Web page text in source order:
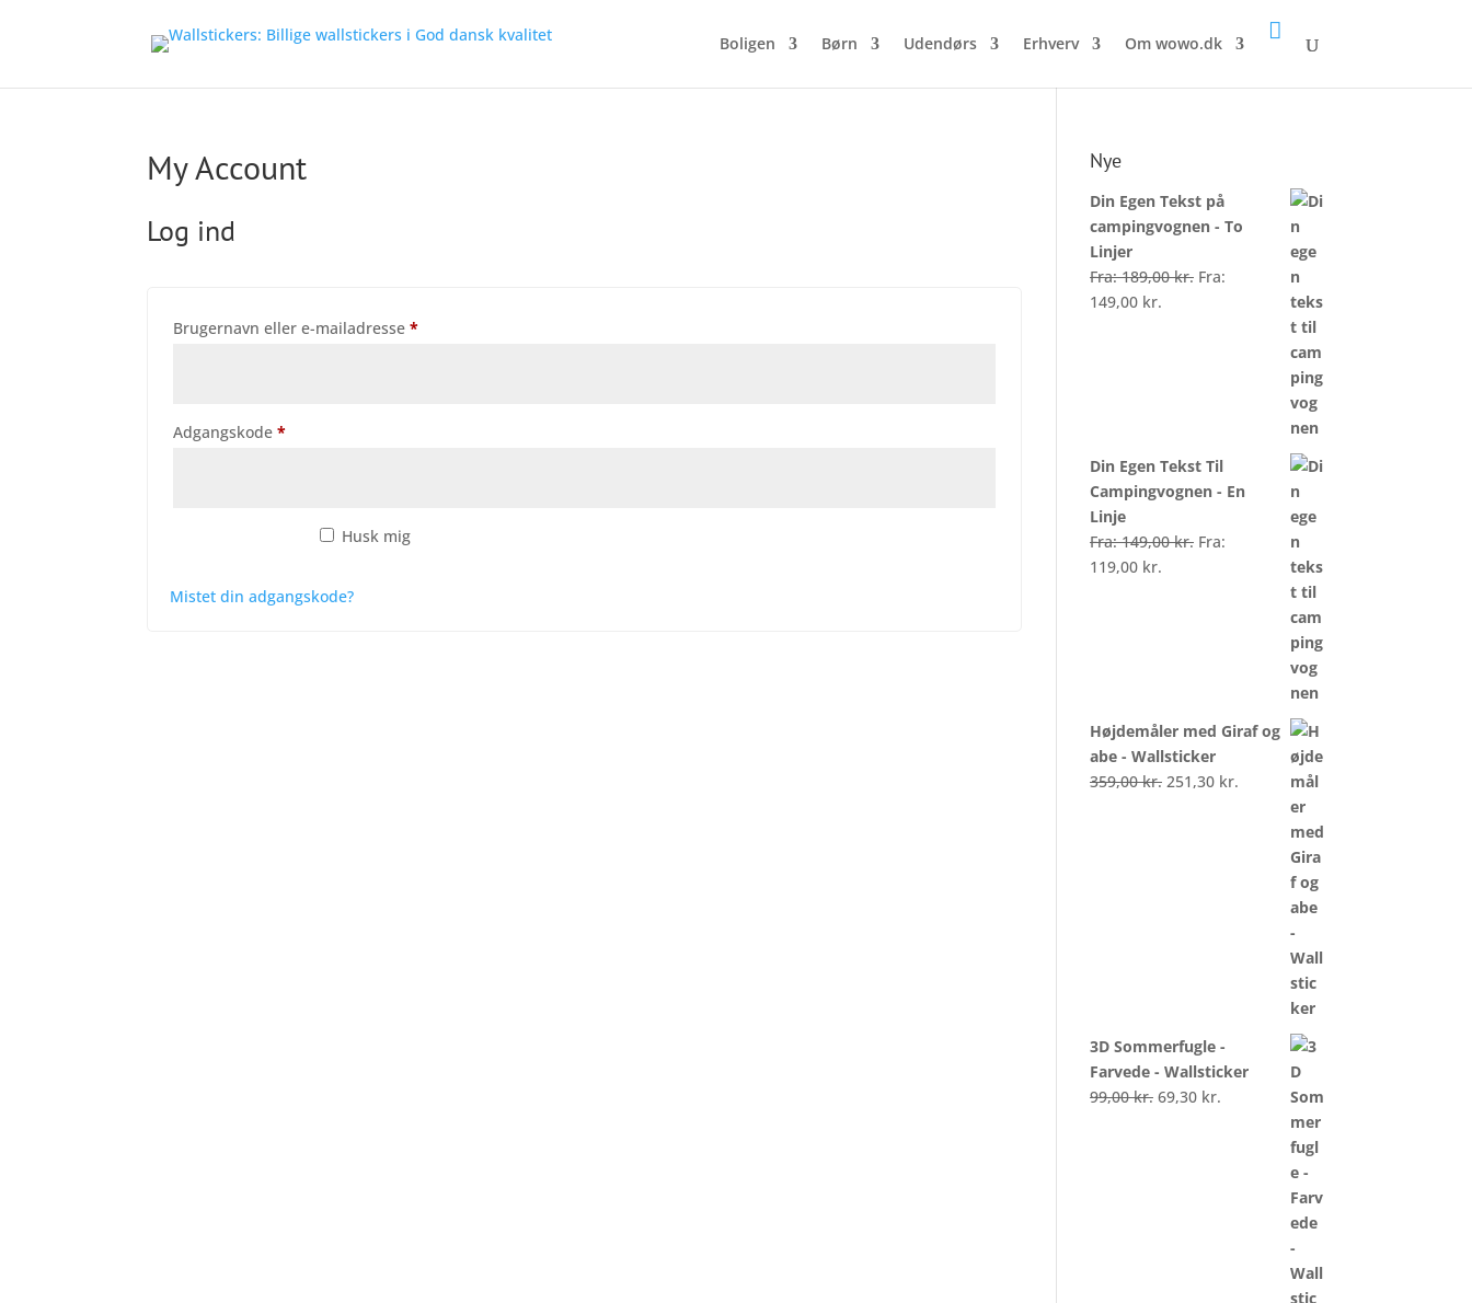
Boligen Børn Udendørs Erhverv Om wowo.dk

My Account
Log ind
Brugernavn eller e-mailadresse*Påkrævet
Adgangskode*Påkrævet
Husk mig
Mistet din adgangskode?
Nye
Din Egen Tekst på
campingvognen - To
Linjer
Fra:189,00kr. Fra:
149,00 kr.
Din Egen Tekst Til
Campingvognen - En
Linje
Fra:149,00kr. Fra:
119,00 kr.
Højdemåler med Giraf og
abe - Wallsticker
359,00kr. Den
251,30 kr.Den
aktuelle
251,30 kr..
3D Sommerfugle -
Farvede - Wallsticker
99,00kr. Den
69,30 kr.Den